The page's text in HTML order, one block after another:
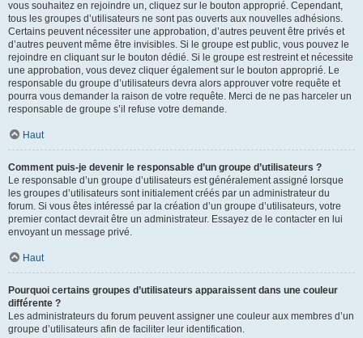
vous souhaitez en rejoindre un, cliquez sur le bouton approprié. Cependant,
tous les groupes d’utilisateurs ne sont pas ouverts aux nouvelles adhésions.
Certains peuvent nécessiter une approbation, d’autres peuvent être privés et
d’autres peuvent même être invisibles. Si le groupe est public, vous pouvez le
rejoindre en cliquant sur le bouton dédié. Si le groupe est restreint et nécessite
une approbation, vous devez cliquer également sur le bouton approprié. Le
responsable du groupe d’utilisateurs devra alors approuver votre requête et
pourra vous demander la raison de votre requête. Merci de ne pas harceler un
responsable de groupe s’il refuse votre demande.
Haut
Comment puis-je devenir le responsable d’un groupe d’utilisateurs ?
Le responsable d’un groupe d’utilisateurs est généralement assigné lorsque
les groupes d’utilisateurs sont initialement créés par un administrateur du
forum. Si vous êtes intéressé par la création d’un groupe d’utilisateurs, votre
premier contact devrait être un administrateur. Essayez de le contacter en lui
envoyant un message privé.
Haut
Pourquoi certains groupes d’utilisateurs apparaissent dans une couleur
différente ?
Les administrateurs du forum peuvent assigner une couleur aux membres d’un
groupe d’utilisateurs afin de faciliter leur identification.